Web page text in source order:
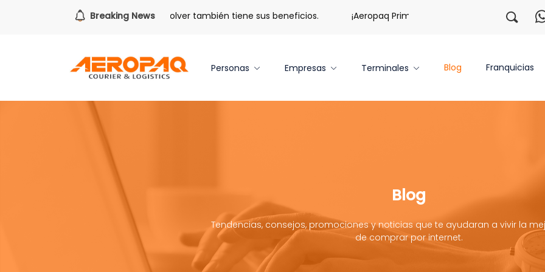
Breaking News
Para todo lo que viene. Volver también tiene sus beneficios. ¡Aeropaq Prime TE DA MÁS! ¡Regístrate
Personas Empresas Terminales Blog Franquicias
Blog
Tendencias, consejos, promociones y noticias que te ayudaran a vivir la
de comprar por internet.